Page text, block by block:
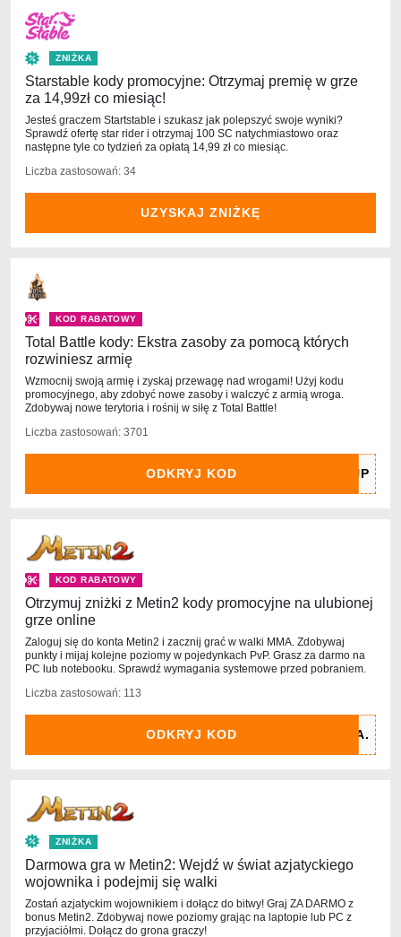
ZNIŻKA
Starstable kody promocyjne: Otrzymaj premię w grze
za 14,99zł co miesiąc!
Jesteś graczem Startstable i szukasz jak polepszyć swoje wyniki?
Sprawdź ofertę star rider i otrzymaj 100 SC natychmiastowo oraz
następne tyle co tydzień za opłatą 14,99 zł co miesiąc.
Liczba zastosowań: 34
UZYSKAJ ZNIŻKĘ
KOD RABATOWY
Total Battle kody: Ekstra zasoby za pomocą których
rozwiniesz armię
Wzmocnij swoją armię i zyskaj przewagę nad wrogami! Użyj kodu
promocyjnego, aby zdobyć nowe zasoby i walczyć z armią wroga.
Zdobywaj nowe terytoria i rośnij w siłę z Total Battle!
Liczba zastosowań: 3701
ODKRYJ KOD
KOD RABATOWY
Otrzymuj zniżki z Metin2 kody promocyjne na ulubionej
grze online
Zaloguj się do konta Metin2 i zacznij grać w walki MMA. Zdobywaj
punkty i mijaj kolejne poziomy w pojedynkach PvP. Grasz za darmo na
PC lub notebooku. Sprawdź wymagania systemowe przed pobraniem.
Liczba zastosowań: 113
ODKRYJ KOD
ZNIŻKA
Darmowa gra w Metin2: Wejdź w świat azjatyckiego
wojownika i podejmij się walki
Zostań azjatyckim wojownikiem i dołącz do bitwy! Graj ZA DARMO z
bonus Metin2. Zdobywaj nowe poziomy grając na laptopie lub PC z
przyjaciółmi. Dołącz do grona graczy!